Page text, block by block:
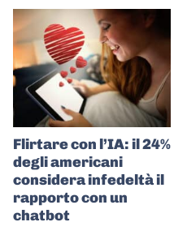
Flirtare con l’IA: il 24%
degli americani
considera infedeltà il
rapporto con un
chatbot